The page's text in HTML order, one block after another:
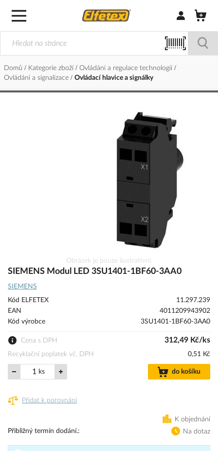
Přihlásit/
Domů Kategorie zboží
Ovládání a regulace technologií
Ovládání a signalizace
Ovládací hlavice a signálky
na
galerie
s
obrázky
Obrázek je pouze ilustrativní.
SIEMENS Modul LED 3SU1401-1BF60-3AA0
SIEMENS
Kód ELFETEX
11.297.239
EAN
4011209943902
Kód výrobce
3SU1401-1BF60-3AA0
Cena s DPH 312,49 Kč/ks
Recyklační poplatek vč. DPH 0,51 Kč
ks do košíku
Přidat k porovnání
K objednání
Přibližný termín dodání.
Na dotaz